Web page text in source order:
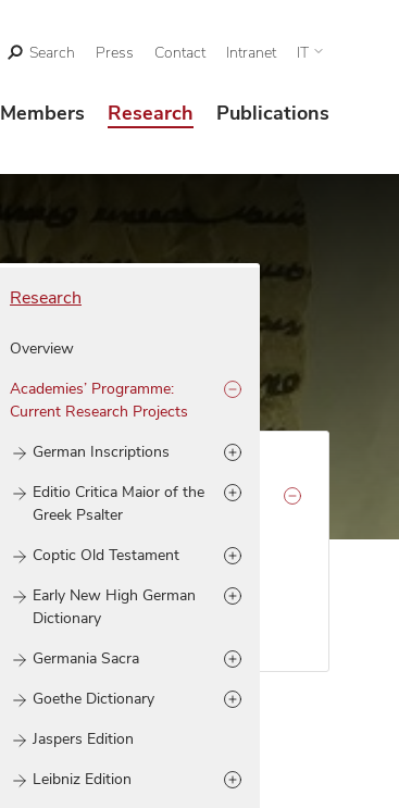
Search Press Contact Intranet IT
Members Research Publications
Research
Overview
Academies’ Programme:
Current Research Projects
German Inscriptions
Editio Critica Maior of the
Greek Psalter
Coptic Old Testament
Early New High German
Dictionary
Germania Sacra
Goethe Dictionary
Jaspers Edition
Leibniz Edition
Dictionary of Old Uyghur
Publikationen